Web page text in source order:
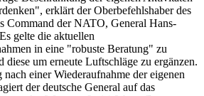
erklärt der Oberbefehlshaber des
Command der NATO, General Hans-
gelte die aktuellen
in eine "robuste Beratung" zu
diese um erneute Luftschläge zu ergänzen.
einer Wiederaufnahme der eigenen
der deutsche General auf das